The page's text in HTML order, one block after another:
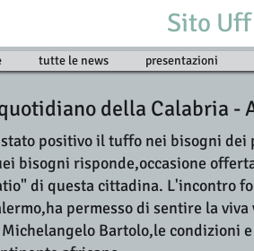
Sito
della Calabria -
positivo il tuffo nei bisogni dei
bisogni risponde,occasione
di questa cittadina. L'incontro
permesso di sentire la
Bartolo,le condizioni
tutte le news presentazioni